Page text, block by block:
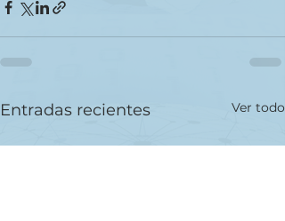
Entradas recientes Ver todo